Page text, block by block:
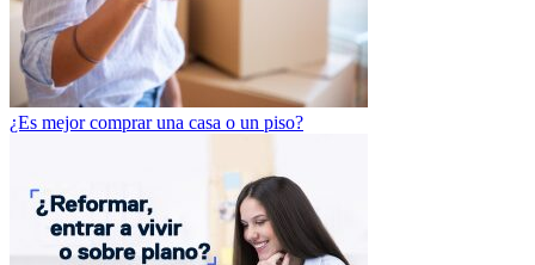
¿Es mejor comprar una casa o un piso?